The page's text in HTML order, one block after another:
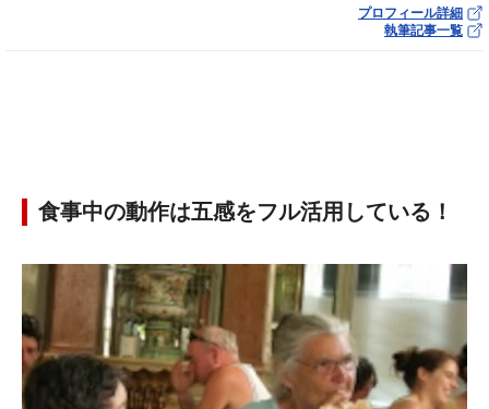
プロフィール詳細
執筆記事一覧
食事中の動作は五感をフル活用している！